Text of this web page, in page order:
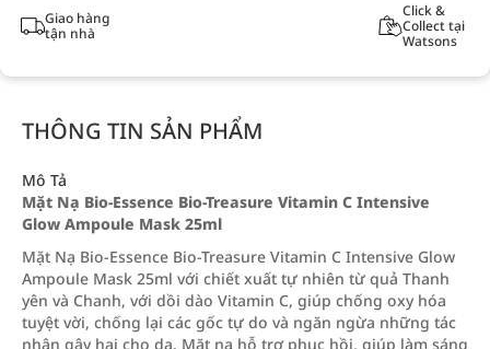
Giao hàng
tận nhà
Click &
Collect tại
Watsons
THÔNG TIN SẢN PHẨM
Mô Tả
Mặt Nạ Bio-Essence Bio-Treasure Vitamin C Intensive
Glow Ampoule Mask 25ml
Mặt Nạ Bio-Essence Bio-Treasure Vitamin C Intensive Glow
Ampoule Mask 25ml với chiết xuất tự nhiên từ quả Thanh
yên và Chanh, với dồi dào Vitamin C, giúp chống oxy hóa
tuyệt vời, chống lại các gốc tự do và ngăn ngừa những tác
nhân gây hại cho da. Mặt nạ hỗ trợ phục hồi, giúp làm sáng